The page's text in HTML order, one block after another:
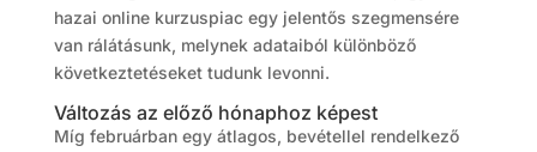
hazai online kurzuspiac egy jelentős szegmensére
van rálátásunk, melynek adataiból különböző
következtetéseket tudunk levonni.
Változás az előző hónaphoz képest
Míg februárban egy átlagos, bevétellel rendelkező